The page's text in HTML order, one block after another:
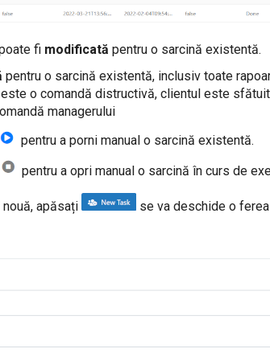
fi modificată pentru o sarcină existentă.
pentru o sarcină existentă, inclusiv toate
o comandă distructivă, clientul este
managerului
pentru a porni manual o sarcină existentă.
pentru a opri manual o sarcină în curs de
nouă, apăsați se va deschide o